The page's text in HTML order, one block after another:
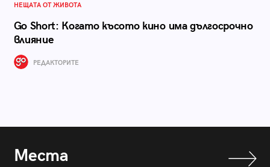
НЕЩАТА ОТ ЖИВОТА
Go Short: Когато късото кино има дългосрочно
влияние
РЕДАКТОРИТЕ
Места